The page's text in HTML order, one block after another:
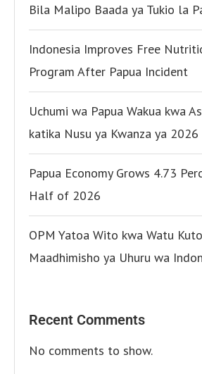
Bila Malipo Baada ya Tukio la
Indonesia Improves Free
Program After Papua Incident
Uchumi wa Papua Wakua kwa
katika Nusu ya Kwanza ya 2026
Papua Economy Grows 4.73
Half of 2026
OPM Yatoa Wito kwa Watu
Maadhimisho ya Uhuru wa
Recent Comments
No comments to show.